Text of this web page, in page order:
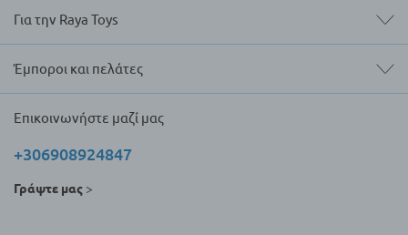
Για την Raya Toys
Έμποροι και πελάτες
Επικοινωνήστε μαζί μας
+306908924847
Γράψτε μας >